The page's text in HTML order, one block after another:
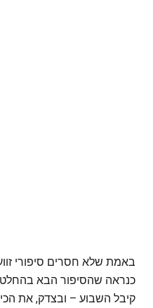
באמת שלא חסרים סיפורי
כנראה שהסיפור הבא בהחלט
קיבל השבוע – ובצדק, את